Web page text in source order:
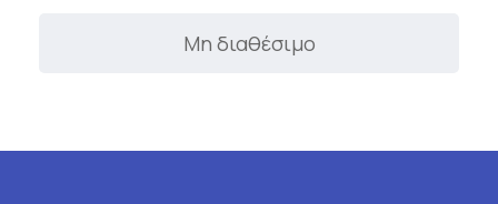
Μη διαθέσιμο